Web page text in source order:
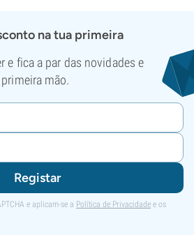
na tua primeira
e fica a par das novidades e
mão.
Registar
e aplicam-se a Política de Privacidade e os